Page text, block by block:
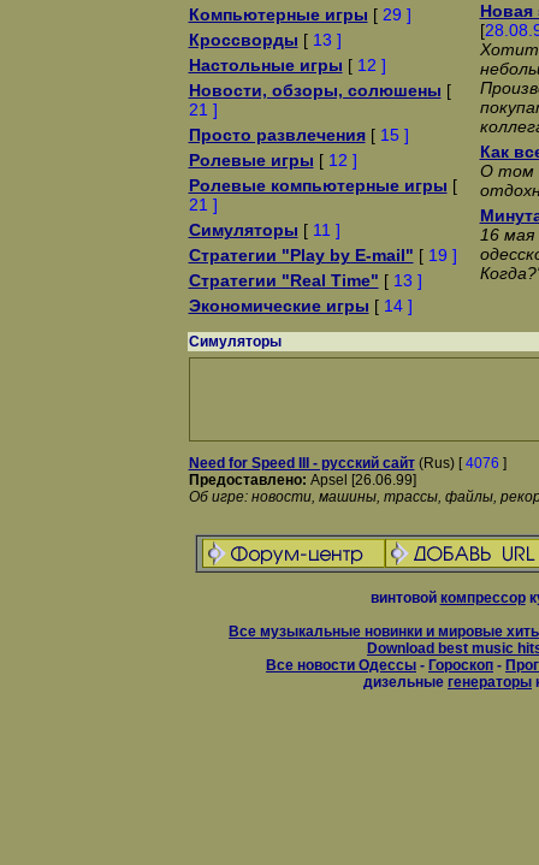
Компьютерные игры [ 29 ]
Кроссворды [ 13 ]
Настольные игры [ 12 ]
Новости, обзоры, солюшены [
21 ]
Просто развлечения[ 15 ]
Ролевые игры [ 12 ]
Ролевые компьютерные игры [
21 ]
Симуляторы [ 11 ]
Стратегии "Play by E-mail" [ 19 ]
Стратегии "Real Time" [ 13 ]
Экономические игры [ 14 ]
Новая
[
Как
О том
16 мая
Симуляторы
Need for Speed III - русский сайт(Rus) [4076 ]
Предоставлено: Apsel [26.06.99]
Об игре: новости, машины, трассы, файлы,
винтовой компрессор
Все музыкальные новинки и мировые
Download best music
Все новости Одессы - Гороскоп -
дизельные генераторы